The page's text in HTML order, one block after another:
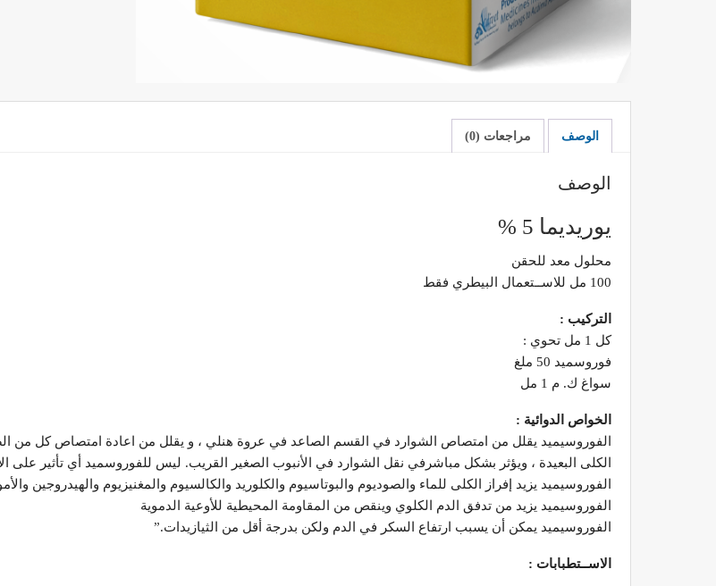
الوصف مراجعات (0)
الوصف
يوريديما 5 %
محلول معد للحقن
100 مل للاســتعمال البيطري فقط
التركيب :
كل 1 مل تحوي :
فوروسميد 50 ملغ
سواغ ك. م 1 مل
الخواص الدوائية :
الفوروسيميد يقلل من امتصاص الشوارد في القسم الصاعد في عروة هنلي ، و يقلل من اعادة امتصاص كل من
الكلى البعيدة ، ويؤثر بشكل مباشرفي نقل الشوارد في الأنبوب الصغير القريب. ليس للفوروسميد أي تأثير على
الفوروسيميد يزيد إفراز الكلى للماء والصوديوم والبوتاسيوم والكلوريد والكالسيوم والمغنيزيوم والهيدروجين
الفوروسيميد يزيد من تدفق الدم الكلوي وينقص من المقاومة المحيطية للأوعية الدموية
الفوروسيميد يمكن أن يسبب ارتفاع السكر في الدم ولكن بدرجة أقل من الثيازيدات.”
الاســتطبابات :